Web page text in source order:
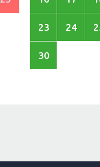
23 24
30